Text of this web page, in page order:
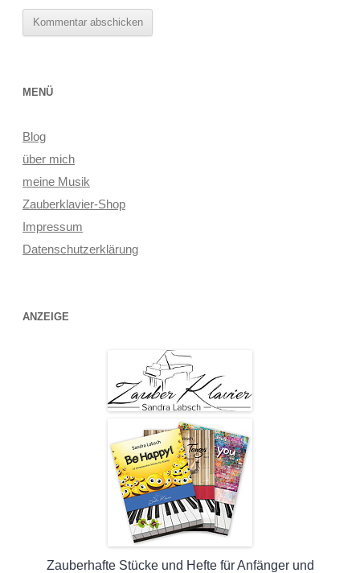
MENÜ
Blog
über mich
meine Musik
Zauberklavier-Shop
Impressum
Datenschutzerklärung
ANZEIGE
Zauberhafte Stücke und Hefte für Anfänger und